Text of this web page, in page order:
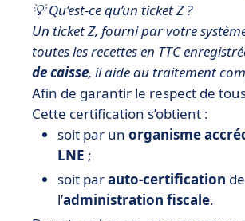
💡 Qu’est-ce qu’un ticket Z ?
Un ticket Z, fourni par votre
toutes les recettes en TTC
de caisse, il aide au traitement
Afin de garantir le respect de
Cette certification s’obtient :
soit par un organisme
LNE ;
soit parauto-certification
l’administration fiscale.